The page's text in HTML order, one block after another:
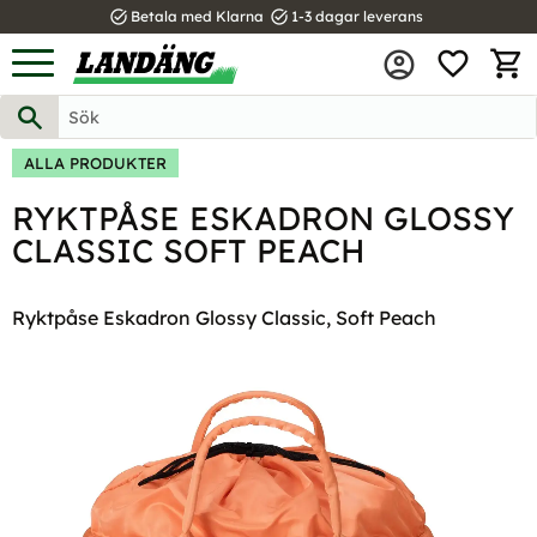
Meny
task_alt Betala med Klarna task_alt 1-3 dagar leverans
ALLA PRODUKTER
RYKTPÅSE ESKADRON GLOSSY
CLASSIC SOFT PEACH
Ryktpåse Eskadron Glossy Classic, Soft Peach